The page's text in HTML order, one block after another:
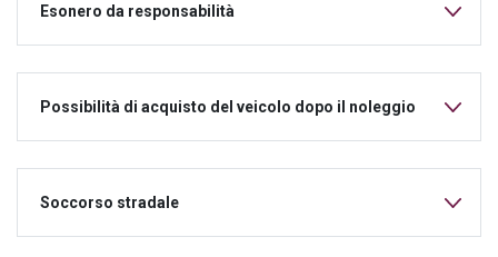
Esonero da responsabilità
Possibilità di acquisto del veicolo dopo il noleggio
Soccorso stradale